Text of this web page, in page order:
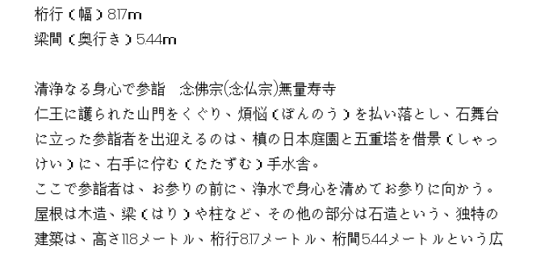
桁行（幅）8.17ｍ
梁間（奥行き）5.44ｍ
清浄なる身心で参詣 念佛宗(念仏宗)無量寿寺
仁王に護られた山門をくぐり、煩悩（ぼんのう）を払い落とし、石舞台
に立った参詣者を出迎えるのは、槙の日本庭園と五重塔を借景（しゃっ
けい）に、右手に佇む（たたずむ）手水舎。
ここで参詣者は、お参りの前に、浄水で身心を清めてお参りに向かう。
屋根は木造、梁（はり）や柱など、その他の部分は石造という、独特の
建築は、高さ11.8メートル、桁行8.17メートル、桁間5.44メートルという広